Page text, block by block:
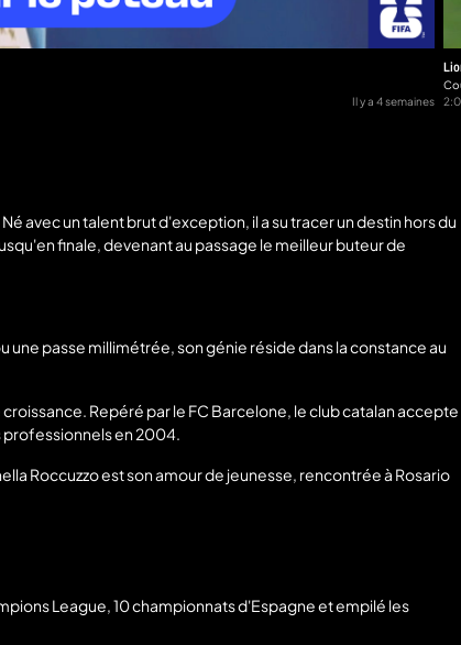
Il y a 4 semaines
avec un talent brut d'exception, il a su tracer un destin hors du
finale, devenant au passage le meilleur buteur de
passe millimétrée, son génie réside dans la constance au
Repéré par le FC Barcelone, le club catalan accepte
professionnels en 2004.
Roccuzzo est son amour de jeunesse, rencontrée à Rosario
League, 10 championnats d'Espagne et empilé les